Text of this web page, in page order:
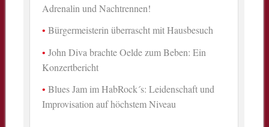
Adrenalin und Nachtrennen!
Bürgermeisterin überrascht mit Hausbesuch
John Diva brachte Oelde zum Beben: Ein
Konzertbericht
Blues Jam im HabRock´s: Leidenschaft und
Improvisation auf höchstem Niveau